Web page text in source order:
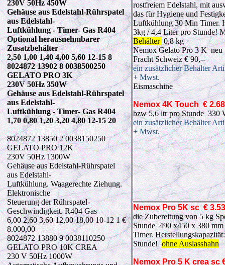
230V 50Hz 450W
Gehäuse aus Edelstahl-Rührspatel
aus Edelstahl-
Luftkühlung - Timer- Gas R404
Optional herausnehmbarer
Zusatzbehälter
2,50 1,00 1,40 4,00 5,60 12-15 8
8024872 13902 8 0038500250
GELATO PRO 3K
230V 50Hz 350W
Gehäuse aus Edelstahl-Rührspatel
aus Edelstahl-
Luftkühlung - Timer- Gas R404
1,70 0,80 1,20 3,20 4,80 12-15 20
8024872 13850 2 0038150250
GELATO PRO 12K
230V 50Hz 1300W
Gehäuse aus Edelstahl-Rührspatel
aus Edelstahl-
Luftkühlung. Waagerechte Ziehung.
Elektronische
Steuerung der Rührspatel-
Geschwindigkeit. R404 Gas
6,00 2,60 3,60 12,00 18,00 10-12 1 €
8.000,00
8024872 13880 9 0038110250
GELATO PRO 10K CREA
230 V 50Hz 1000W
rostfreiem Edelstahl, mit
das für Hygiene und
Luftkühlung 30 Min Timer.
3kg / 4,4 Liter pro Stunde!
Behälter0,8 kg
Nemox Gelato Pro 3 K neu
Fracht Schweiz € 90,--
ein zusätzlicher Behälter
+ Mwst.
Eismaschine
Nemox4K Touch €
bzw 5,6 ltr pro Stunde
ein zusätzlicher Behälter
+ Mwst.
NemoxPro 5Ksc €
die Zubereitung von 5 kg
Stunde 490 x450 x 380
Timer.
Stunde!ohne Auslasshahn
NemoxPro 5 K crea sc